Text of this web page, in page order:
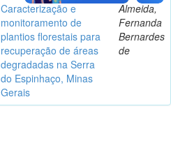
Caracterização e
monitoramento de
plantios florestais para
recuperação de áreas
degradadas na Serra
do Espinhaço, Minas
Gerais
Almeida,
Fernanda
Bernardes
de